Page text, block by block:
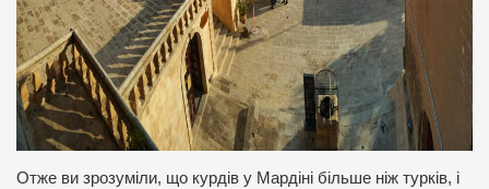
Отже ви зрозуміли, що курдів у Мардіні більше ніж турків, і